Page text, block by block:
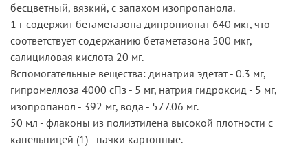
бесцветный, вязкий, с запахом изопропанола.
1 г содержит бетаметазона дипропионат 640 мкг, что
соответствует содержанию бетаметазона 500 мкг,
салициловая кислота 20 мг.
Вспомогательные вещества: динатрия эдетат - 0.3 мг,
гипромеллоза 4000 сПз - 5 мг, натрия гидроксид - 5 мг,
изопропанол - 392 мг, вода - 577.06 мг.
50 мл - флаконы из полиэтилена высокой плотности с
капельницей (1) - пачки картонные.